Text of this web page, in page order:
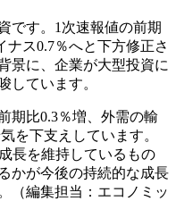
です。1次速報値の前期
ナス0.7％へと下方修正さ
景に、企業が大型投資に
しています。
期比0.3％増、外需の輸
を下支えしています。
長を維持しているもの
かが今後の持続的な成長
（編集担当：エコノミッ